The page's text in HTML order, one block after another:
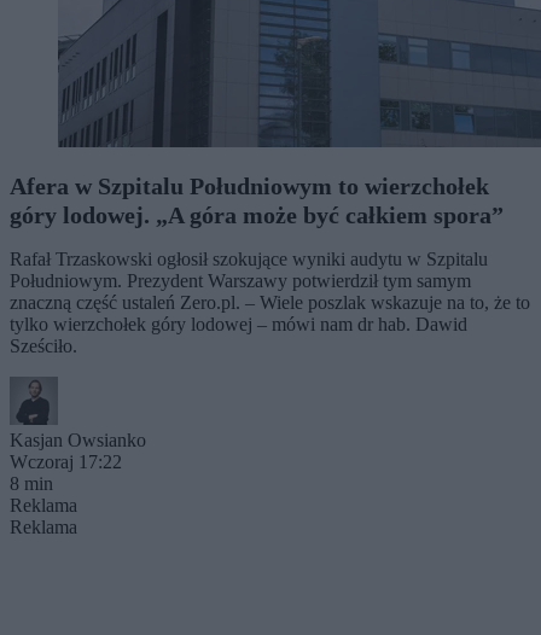
Afera w Szpitalu Południowym to wierzchołek
góry lodowej. „A góra może być całkiem spora”
Rafał Trzaskowski ogłosił szokujące wyniki audytu w Szpitalu
Południowym. Prezydent Warszawy potwierdził tym samym
znaczną część ustaleń Zero.pl. – Wiele poszlak wskazuje na to, że to
tylko wierzchołek góry lodowej – mówi nam dr hab. Dawid
Sześciło.
Kasjan Owsianko
Wczoraj 17:22
8 min
Reklama
Reklama